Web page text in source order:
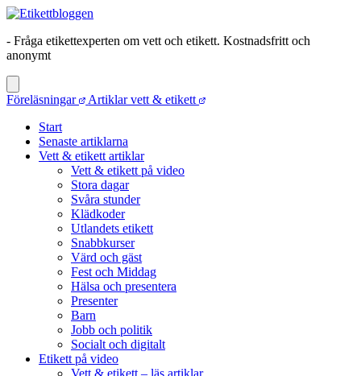
- Fråga etikettexperten om vett och etikett. Kostnadsfritt och
anonymt
Föreläsningar
Artiklar vett & etikett
Start
Senaste artiklarna
Vett & etikett artiklar
Vett & etikett på video
Stora dagar
Svåra stunder
Klädkoder
Utlandets etikett
Snabbkurser
Värd och gäst
Fest och Middag
Hälsa och presentera
Presenter
Barn
Jobb och politik
Socialt och digitalt
Etikett på video
Vett & etikett – läs artiklar